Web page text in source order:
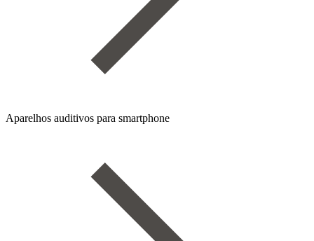
Aparelhos auditivos para smartphone